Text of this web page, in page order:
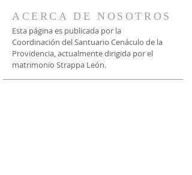
ACERCA DE NOSOTROS
Esta página es publicada por la
Coordinación del Santuario Cenáculo de la
Providencia, actualmente dirigida por el
matrimonio Strappa León.